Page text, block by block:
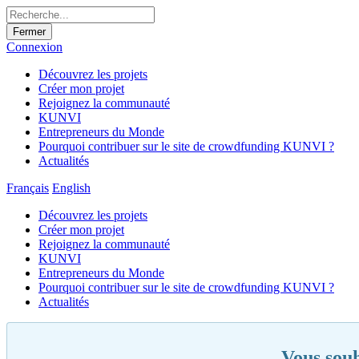
Fermer
Connexion
Découvrez les projets
Créer mon projet
Rejoignez la communauté
KUNVI
Entrepreneurs du Monde
Pourquoi contribuer sur le site de crowdfunding KUNVI ?
Actualités
Français English
Découvrez les projets
Créer mon projet
Rejoignez la communauté
KUNVI
Entrepreneurs du Monde
Pourquoi contribuer sur le site de crowdfunding KUNVI ?
Actualités